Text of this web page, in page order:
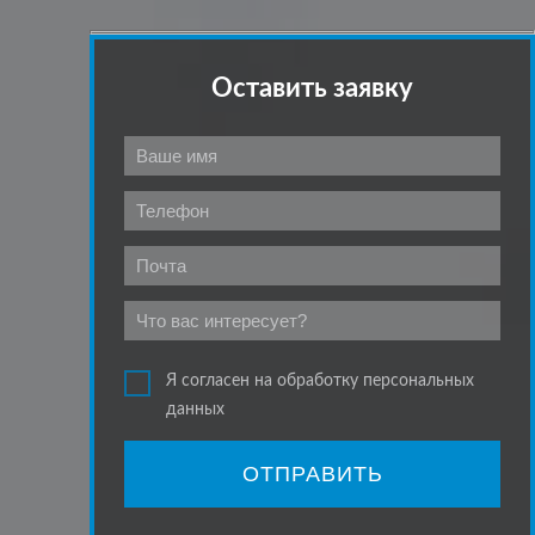
Оставить заявку
Я согласен на обработку персональных
данных